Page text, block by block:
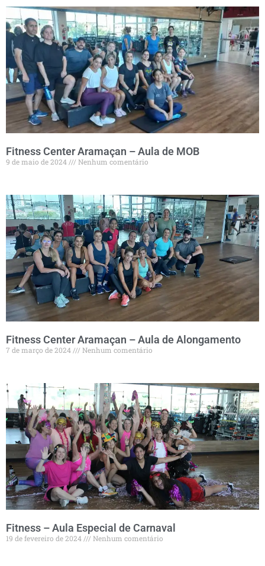
Fitness Center Aramaçan – Aula de MOB
9 de maio de 2024 Nenhum comentário
Fitness Center Aramaçan – Aula de Alongamento
7 de março de 2024 Nenhum comentário
Fitness – Aula Especial de Carnaval
19 de fevereiro de 2024 Nenhum comentário